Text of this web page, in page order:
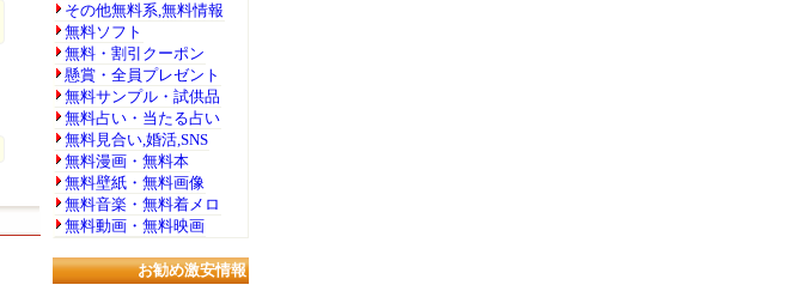
その他無料系,無料情報
無料ソフト
無料・割引クーポン
懸賞・全員プレゼント
無料サンプル・試供品
無料占い・当たる占い
無料見合い,婚活,SNS
無料漫画・無料本
無料壁紙・無料画像
無料音楽・無料着メロ
無料動画・無料映画
お勧め激安情報